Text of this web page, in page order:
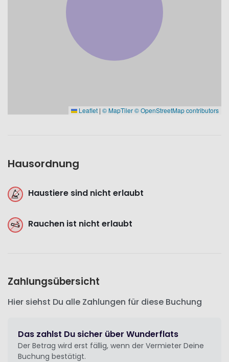
Leaflet | © MapTiler© OpenStreetMap contributors
Hausordnung
Haustiere sind nicht erlaubt
Rauchen ist nicht erlaubt
Zahlungsübersicht
Hier siehst Du alle Zahlungen für diese Buchung
Das zahlst Du sicher über Wunderflats
Der Betrag wird erst fällig, wenn der Vermieter Deine
Buchung bestätigt.